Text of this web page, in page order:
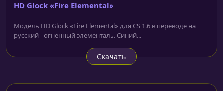
HD Glock «Fire Elemental»
Модель HD Glock «Fire Elemental» для CS 1.6 в переводе на
русский - огненный элементаль. Синий...
Скачать